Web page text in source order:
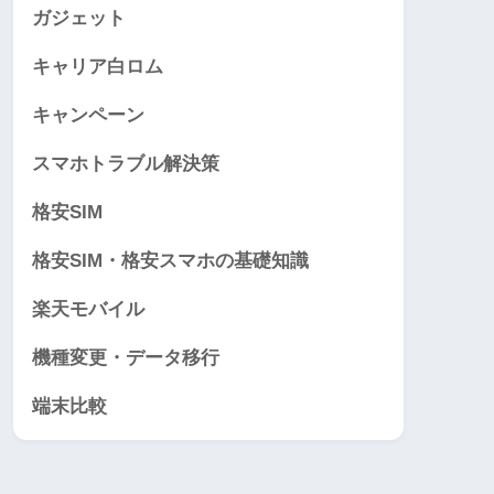
ガジェット
キャリア白ロム
キャンペーン
スマホトラブル解決策
格安SIM
格安SIM・格安スマホの基礎知識
楽天モバイル
機種変更・データ移行
端末比較